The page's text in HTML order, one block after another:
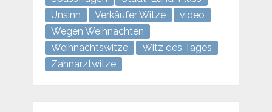
Unsinn
Verkäufer Witze
video
Wegen Weihnachten
Weihnachtswitze
Witz des Tages
Zahnarztwitze